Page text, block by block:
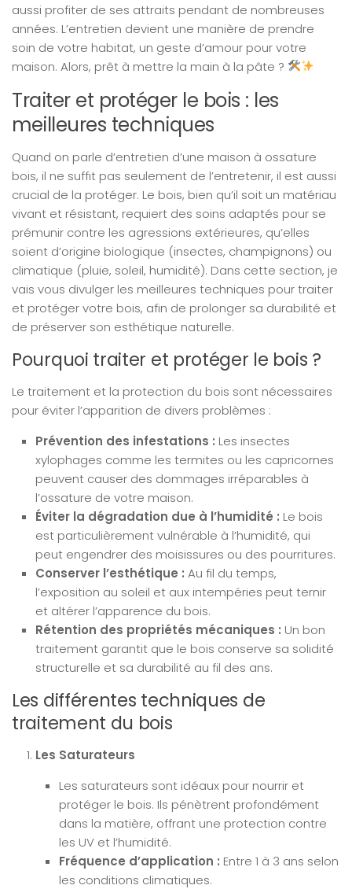
aussi profiter de ses attraits pendant de nombreuses
années. L’entretien devient une manière de prendre
soin de votre habitat, un geste d’amour pour votre
maison. Alors, prêt à mettre la main à la pâte ?
Traiter et protéger le bois : les
meilleures techniques
Quand on parle d’entretien d’une maison à ossature
bois, il ne suffit pas seulement de l’entretenir, il est aussi
crucial de la protéger. Le bois, bien qu’il soit un matériau
vivant et résistant, requiert des soins adaptés pour se
prémunir contre les agressions extérieures, qu’elles
soient d’origine biologique (insectes, champignons) ou
climatique (pluie, soleil, humidité). Dans cette section, je
vais vous divulger les meilleures techniques pour traiter
et protéger votre bois, afin de prolonger sa durabilité et
de préserver son esthétique naturelle.
Pourquoi traiter et protéger le bois ?
Le traitement et la protection du bois sont nécessaires
pour éviter l’apparition de divers problèmes :
Prévention des infestations : Les insectes
xylophages comme les termites ou les capricornes
peuvent causer des dommages irréparables à
l’ossature de votre maison.
Éviter la dégradation due à l’humidité : Le bois
est particulièrement vulnérable à l’humidité, qui
peut engendrer des moisissures ou des pourritures.
Conserver l’esthétique : Au fil du temps,
l’exposition au soleil et aux intempéries peut ternir
et altérer l’apparence du bois.
Rétention des propriétés mécaniques : Un bon
traitement garantit que le bois conserve sa solidité
structurelle et sa durabilité au fil des ans.
Les différentes techniques de
traitement du bois
Les Saturateurs
Les saturateurs sont idéaux pour nourrir et
protéger le bois. Ils pénètrent profondément
dans la matière, offrant une protection contre
les UV et l’humidité.
Fréquence d’application : Entre 1 à 3 ans selon
les conditions climatiques.